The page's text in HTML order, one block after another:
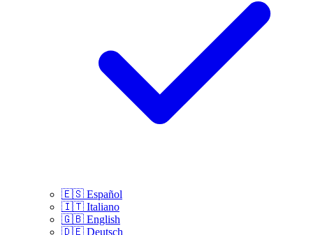
🇪🇸 Español
🇮🇹 Italiano
🇬🇧 English
🇩🇪 Deutsch